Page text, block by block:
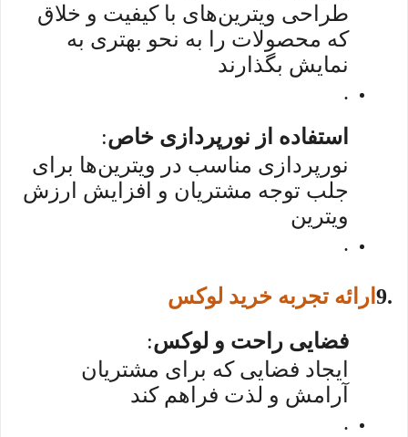
طراحی ویترین‌های با کیفیت و خلاق
که محصولات را به نحو بهتری به
نمایش بگذارند
.
استفاده از نورپردازی خاص:
نورپردازی مناسب در ویترین‌ها برای
جلب توجه مشتریان و افزایش ارزش
ویترین
.
9. ارائه تجربه خرید لوکس
فضایی راحت و لوکس:
ایجاد فضایی که برای مشتریان
آرامش و لذت فراهم کند
.